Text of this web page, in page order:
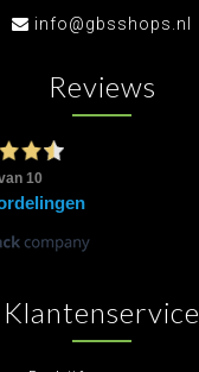
info@gbsshops.nl
Reviews
Klantenservice